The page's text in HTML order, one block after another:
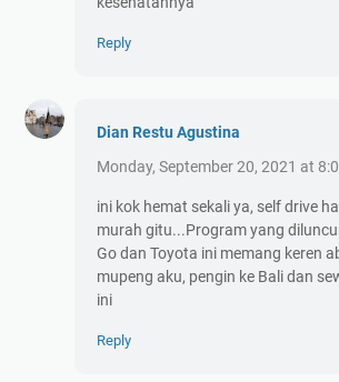
Reply
Dian Restu Agustina
Monday, September 20, 2021 at
ini kok hemat sekali ya, self drive
murah gitu...Program yang
Go dan Toyota ini memang keren
mupeng aku, pengin ke Bali dan
ini
Reply